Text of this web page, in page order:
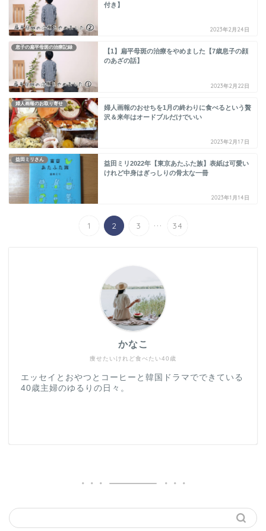
付き】
2023年2月24日
息子の扁平母斑の治療記録
【1】扁平母斑の治療をやめました【7歳息子の顔
のあざの話】
2023年2月22日
婦人画報のお取り寄せ
婦人画報のおせちを1月の終わりに食べるという贅
沢＆来年はオードブルだけでいい
2023年2月17日
益田ミリさん
益田ミリ2022年【東京あたふた族】表紙は可愛い
けれど中身はぎっしりの骨太な一冊
2023年1月14日
1 2 3 ... 34
痩せたいけれど食べたい40歳
かなこ
エッセイとおやつとコーヒーと韓国ドラマでできている
40歳主婦のゆるりの日々。